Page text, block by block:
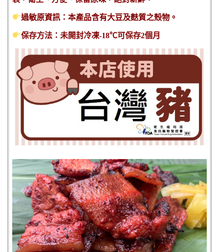
過敏原資訊：本產品含有大豆及麩質之殼物。
保存方法：未開封冷凍-18℃可保存2個月